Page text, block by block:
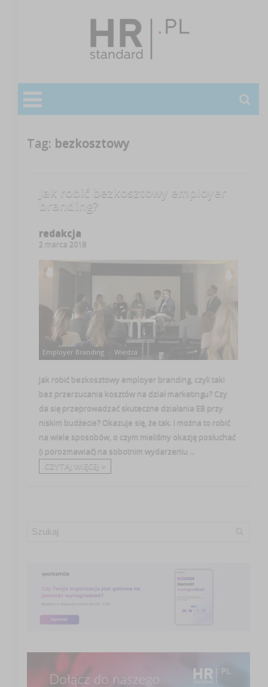
Tag: bezkosztowy
Jak robić bezkosztowy employer
branding?
redakcja
2 marca 2018
Employer Branding Wiedza
Jak robić bezkosztowy employer branding, czyli taki
bez przerzucania kosztów na dział marketingu? Czy
da się przeprowadzać skuteczne działania EB przy
niskim budżecie? Okazuje się, że tak. I można to robić
na wiele sposobów, o czym mieliśmy okazję posłuchać
(i porozmawiać) na sobotnim wydarzeniu ...
CZYTAJ WIĘCEJ +